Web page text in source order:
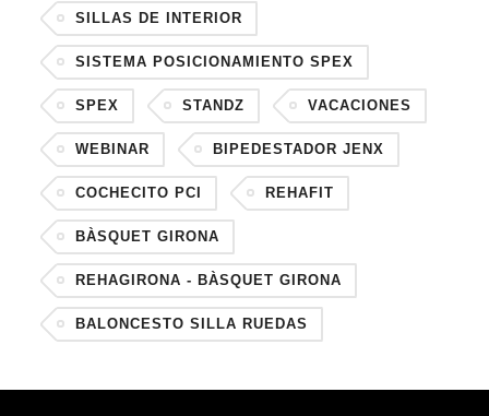
SILLAS DE INTERIOR
SISTEMA POSICIONAMIENTO SPEX
SPEX STANDZ VACACIONES
WEBINAR BIPEDESTADOR JENX
COCHECITO PCI REHAFIT
BÀSQUET GIRONA
REHAGIRONA - BÀSQUET GIRONA
BALONCESTO SILLA RUEDAS